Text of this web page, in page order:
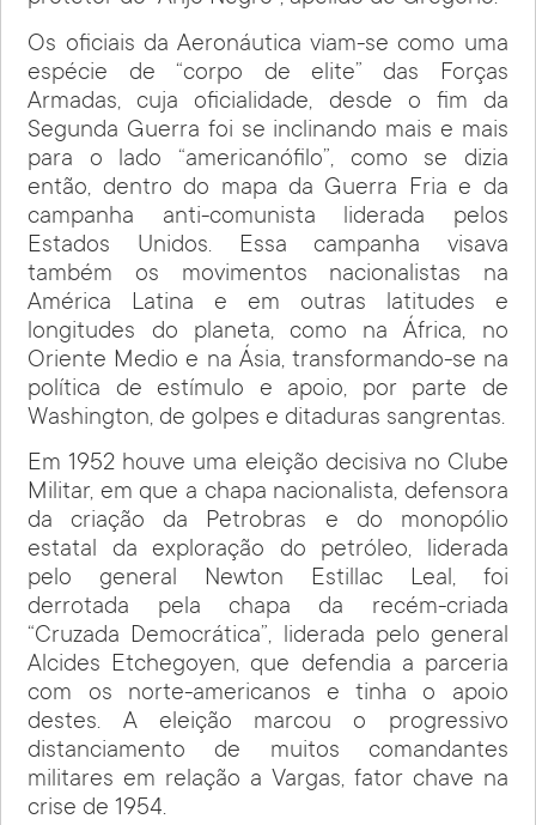
Os oficiais da Aeronáutica viam-se como uma
espécie de “corpo de elite” das Forças
Armadas, cuja oficialidade, desde o fim da
Segunda Guerra foi se inclinando mais e mais
para o lado “americanófilo”, como se dizia
então, dentro do mapa da Guerra Fria e da
campanha anti-comunista liderada pelos
Estados Unidos. Essa campanha visava
também os movimentos nacionalistas na
América Latina e em outras latitudes e
longitudes do planeta, como na África, no
Oriente Medio e na Ásia, transformando-se na
política de estímulo e apoio, por parte de
Washington, de golpes e ditaduras sangrentas.
Em 1952 houve uma eleição decisiva no Clube
Militar, em que a chapa nacionalista, defensora
da criação da Petrobras e do monopólio
estatal da exploração do petróleo, liderada
pelo general Newton Estillac Leal, foi
derrotada pela chapa da recém-criada
“Cruzada Democrática”, liderada pelo general
Alcides Etchegoyen, que defendia a parceria
com os norte-americanos e tinha o apoio
destes. A eleição marcou o progressivo
distanciamento de muitos comandantes
militares em relação a Vargas, fator chave na
crise de 1954.